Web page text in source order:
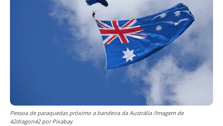
Pessoa de paraquedas próximo a bandeira da Austrália /Imagem de
42dragon42 por Pixabay